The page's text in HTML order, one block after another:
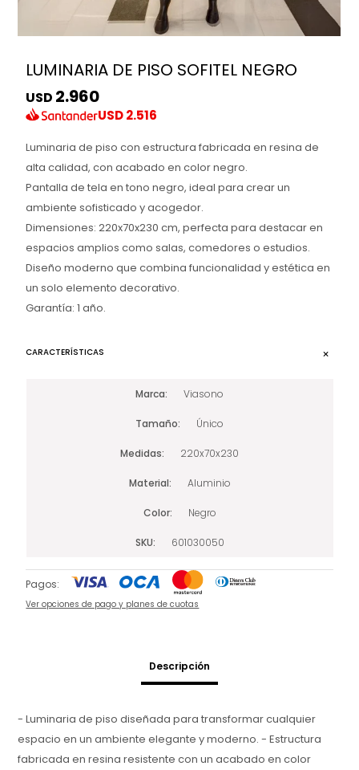
LUMINARIA DE PISO SOFITEL NEGRO
USD 2.960
USD2.516
Luminaria de piso con estructura fabricada en resina de
alta calidad, con acabado en color negro.
Pantalla de tela en tono negro, ideal para crear un
ambiente sofisticado y acogedor.
Dimensiones: 220x70x230 cm, perfecta para destacar en
espacios amplios como salas, comedores o estudios.
Diseño moderno que combina funcionalidad y estética en
un solo elemento decorativo.
Garantía: 1 año.
CARACTERÍSTICAS
Marca Viasono
Tamaño Único
Medidas 220x70x230
Material Aluminio
Color Negro
SKU 601030050
Pagos:
Ver opciones de pago y planes de cuotas
Descripción
- Luminaria de piso diseñada para transformar cualquier
espacio en un ambiente elegante y moderno. - Estructura
fabricada en resina resistente con un acabado en color